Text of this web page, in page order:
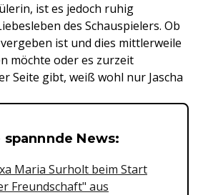
ist es jedoch ruhig
des Schauspielers. Ob
ist und dies mittlerweile
möchte oder es zurzeit
Seite gibt, weiß wohl nur Jascha
&
News:
Maria Surholt beim Start
Freundschaft" aus